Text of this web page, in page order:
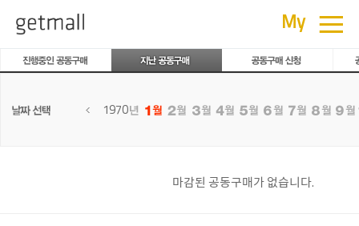
My ≡
공동구매
1970
마감된 공동구매가 없습니다.